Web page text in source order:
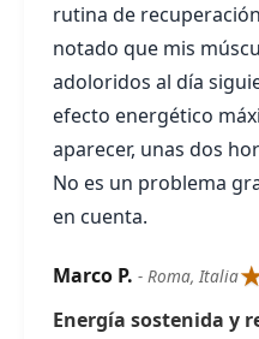
rutina de
notado que mis
adoloridos al día
efecto energético
aparecer, unas dos
No es un problema
en cuenta.
Marco P. - Roma, Italia
Energía sostenida y